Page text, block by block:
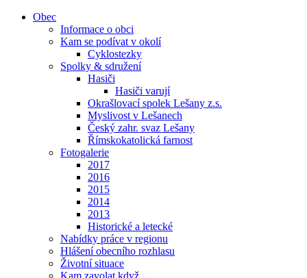
Obec
Informace o obci
Kam se podívat v okolí
Cyklostezky
Spolky & sdružení
Hasiči
Hasiči varují
Okrašlovací spolek Lešany z.s.
Myslivost v Lešanech
Český zahr. svaz Lešany
Římskokatolická farnost
Fotogalerie
2017
2016
2015
2014
2013
Historické a letecké
Nabídky práce v regionu
Hlášení obecního rozhlasu
Životní situace
Kam zavolat když....